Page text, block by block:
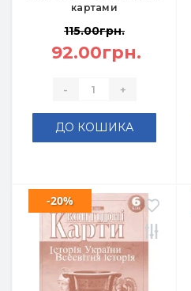
картами
115.00грн.
92.00грн.
- +
ДО КОШИКА
-20%